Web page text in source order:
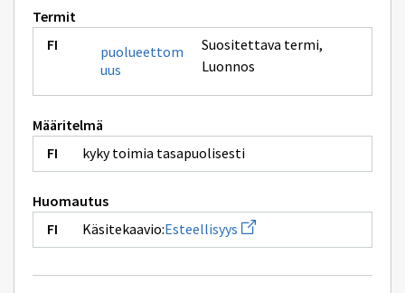
Termit
puolueettom
uus
Suositettava termi,
Luonnos
Määritelmä
kyky toimia tasapuolisesti
Huomautus
Käsitekaavio:Esteellisyys Avaa
uuden
ikkunan